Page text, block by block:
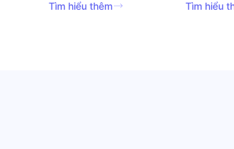
Tìm hiểu thêm Tìm hiểu